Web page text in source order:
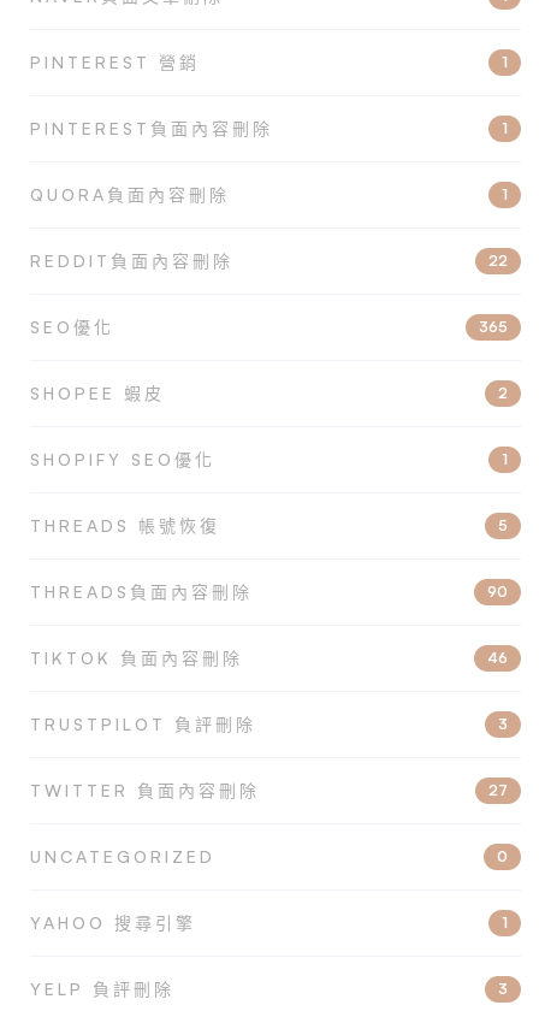
PINTEREST 營銷 1
PINTEREST負面內容刪除 1
QUORA負面內容刪除 1
REDDIT負面內容刪除 22
SEO優化 365
SHOPEE 蝦皮 2
SHOPIFY SEO優化 1
THREADS 帳號恢復 5
THREADS負面內容刪除 90
TIKTOK 負面內容刪除 46
TRUSTPILOT 負評刪除 3
TWITTER 負面內容刪除 27
UNCATEGORIZED 0
YAHOO 搜尋引擎 1
YELP 負評刪除 3